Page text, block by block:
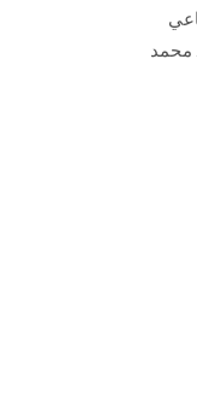
محمد